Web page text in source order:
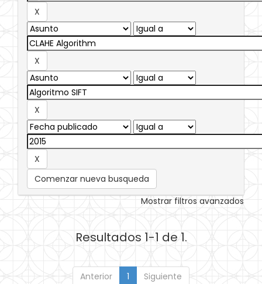
Comenzar nueva busqueda
Mostrar filtros avanzados
Resultados 1-1 de 1.
Anterior 1 Siguiente